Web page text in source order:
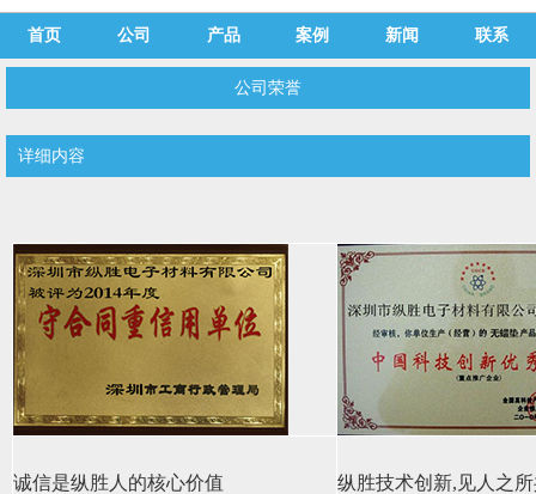
首页 公司 产品 案例 新闻 联系
公司荣誉
详细内容
诚信是纵胜人的核心价值 纵胜技术创新,见人之